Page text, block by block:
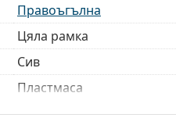
Правоъгълна
Цяла рамка
Сив
Пластмаса
S